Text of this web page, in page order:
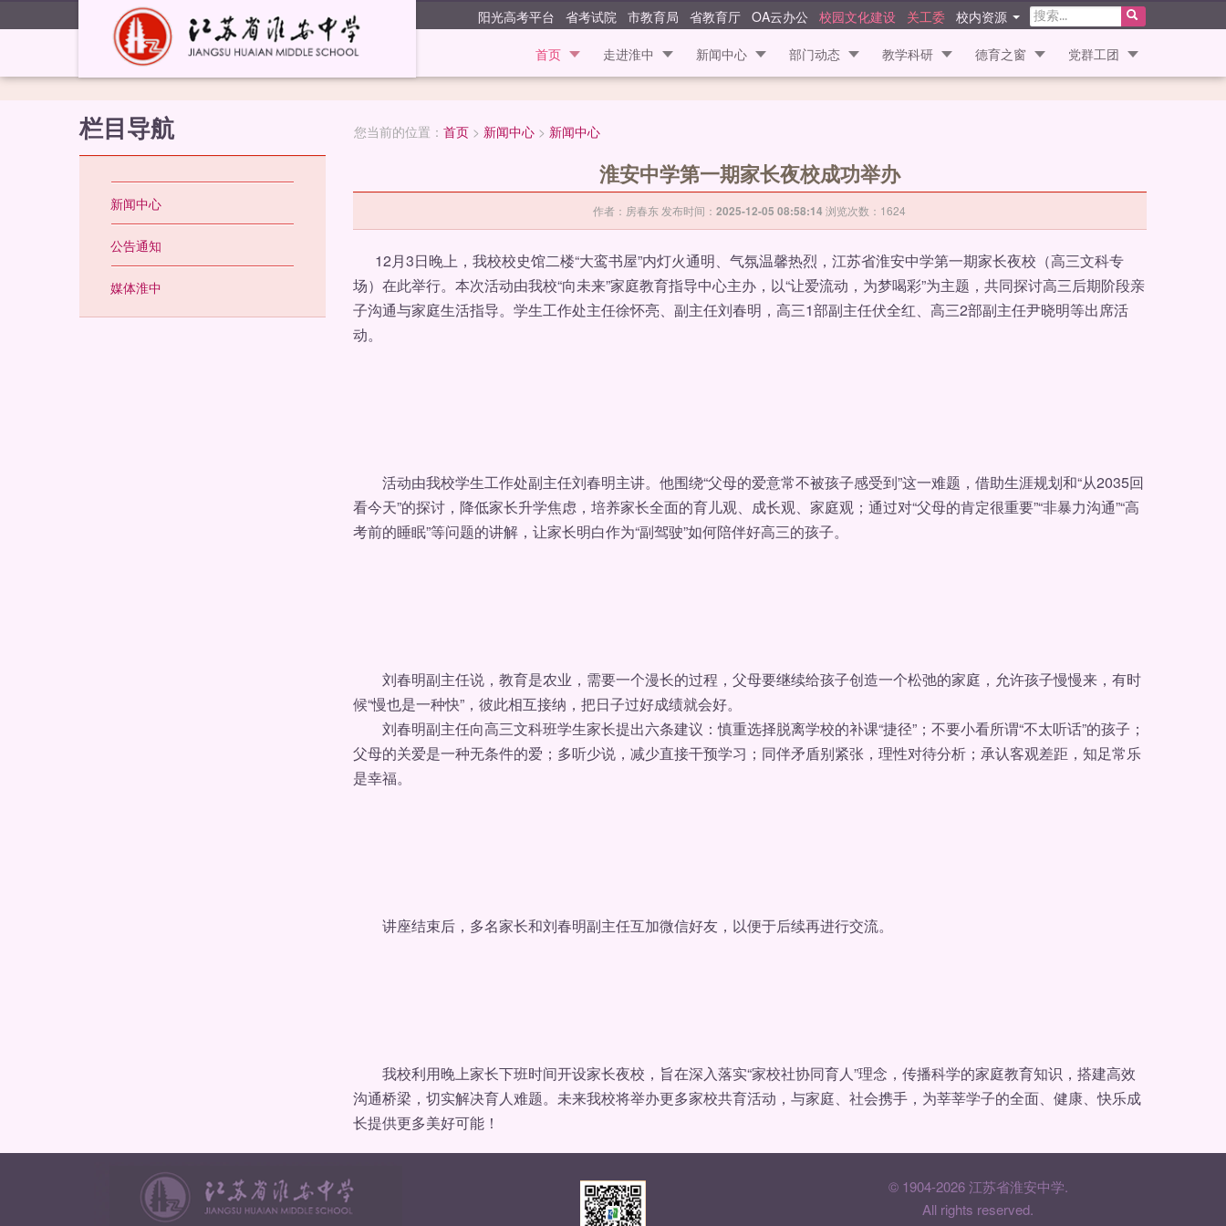
江苏省淮安中学
首页 走进淮中 新闻中心 部门动态 教学科研 德育之窗 党群工团
阳光高考平台 省考试院 市教育局 省教育厅 OA云办公 校园文化建设 关工委 校内资源
栏目导航 您当前的位置： 首页> 新闻中心> 新闻中心
新闻中心
公告通知
媒体淮中
淮安中学第一期家长夜校成功举办
作者：房春东 发布时间：2025-12-05 08:58:14 浏览次数： 1624
12月3日晚上，我校校史馆二楼“大鸾书屋”内灯火通明、气氛温馨热烈，江苏省淮安中学第一期家长夜校（高三文科专
场）在此举行。本次活动由我校“向未来”家庭教育指导中心主办，以“让爱流动，为梦喝彩”为主题，共同探讨高三后期阶段亲
子沟通与家庭生活指导。学生工作处主任徐怀亮、副主任刘春明，高三1部副主任伏全红、高三2部副主任尹晓明等出席活
动。
活动由我校学生工作处副主任刘春明主讲。他围绕“父母的爱意常不被孩子感受到”这一难题，借助生涯规划和“从2035回
看今天”的探讨，降低家长升学焦虑，培养家长全面的育儿观、成长观、家庭观；通过对“父母的肯定很重要”“非暴力沟通”“高
考前的睡眠”等问题的讲解，让家长明白作为“副驾驶”如何陪伴好高三的孩子。
刘春明副主任说，教育是农业，需要一个漫长的过程，父母要继续给孩子创造一个松弛的家庭，允许孩子慢慢来，有时
候“慢也是一种快”，彼此相互接纳，把日子过好成绩就会好。
刘春明副主任向高三文科班学生家长提出六条建议：慎重选择脱离学校的补课“捷径”；不要小看所谓“不太听话”的孩子；
父母的关爱是一种无条件的爱；多听少说，减少直接干预学习；同伴矛盾别紧张，理性对待分析；承认客观差距，知足常乐
是幸福。
讲座结束后，多名家长和刘春明副主任互加微信好友，以便于后续再进行交流。
我校利用晚上家长下班时间开设家长夜校，旨在深入落实“家校社协同育人”理念，传播科学的家庭教育知识，搭建高效
沟通桥梁，切实解决育人难题。未来我校将举办更多家校共育活动，与家庭、社会携手，为莘莘学子的全面、健康、快乐成
长提供更多美好可能！
© 1904-2026 江苏省淮安中学.
All rights reserved.